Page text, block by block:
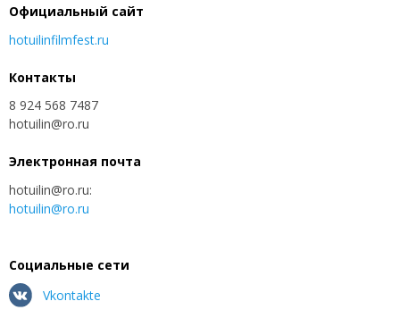
Официальный сайт
hotuilinfilmfest.ru
Контакты
8 924 568 7487
hotuilin@ro.ru
Электронная почта
hotuilin@ro.ru:
hotuilin@ro.ru
Социальные сети
Vkontakte